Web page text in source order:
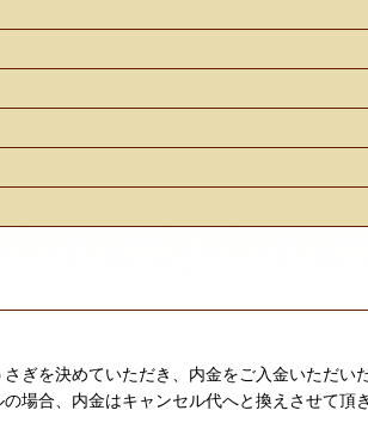
さぎを決めていただき、内金をご入金いただい
場合、内金はキャンセル代へと換えさせて頂